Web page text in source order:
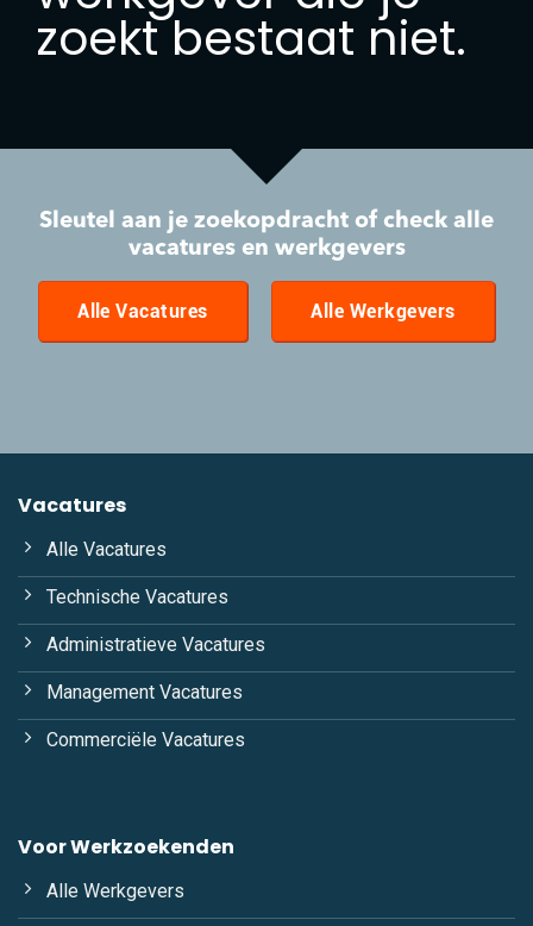
zoekt bestaat niet.
Sleutel aan je zoekopdracht of check alle
vacatures en werkgevers
Alle Vacatures Alle Werkgevers
Vacatures
Alle Vacatures
Technische Vacatures
Administratieve Vacatures
Management Vacatures
Commerciële Vacatures
Voor Werkzoekenden
Alle Werkgevers